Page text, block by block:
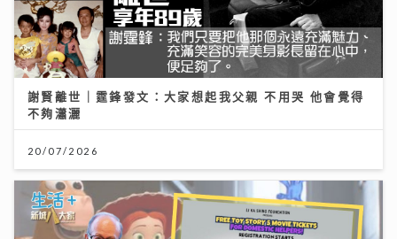
謝賢離世｜霆鋒發文：大家想起我父親 不用哭 他會覺得
不夠瀟灑
20/07/2026